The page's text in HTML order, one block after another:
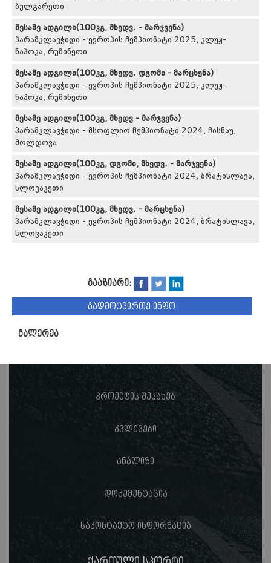
ბულგარეთი
მესამე ადგილი(100კგ, მხედვ. - მარჯვენა)
პარამკლავჭიდი - ევროპის ჩემპიონატი 2025, კლუჟ-
ნაპოკა, რუმინეთი
მესამე ადგილი(100კგ, მხედვ. დგომი - მარცხენა)
პარამკლავჭიდი - ევროპის ჩემპიონატი 2025, კლუჟ-
ნაპოკა, რუმინეთი
მესამე ადგილი(100კგ, მხედვ - მარჯვენა)
პარამკლავჭიდი - მსოფლიო ჩემპიონატი 2024, ჩისნაუ,
მოლდოვა
მესამე ადგილი(100კგ, დგომი, მხედვ. - მარჯვენა)
პარამკლავჭიდი - ევროპის ჩემპიონატი 2024, ბრატისლავა,
სლოვაკეთი
მესამე ადგილი(100კგ, მხედვ. - მარცხენა)
პარამკლავჭიდი - ევროპის ჩემპიონატი 2024, ბრატისლავა,
სლოვაკეთი
გააზიარე:
გადმოტვირთე ინფო
გალერეა
პროექტის შესახებ
კვლევები
ანალიზი
დოკუმენტაცია
საკონტაქტო ინფორმაცია